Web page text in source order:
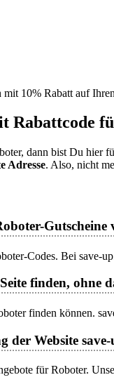
10% Rabatt auf
Rabattcode
dann bist Du hier
Adresse. Also, nicht
Gutscheine
Codes. Bei save-
finden, ohne
finden können.
der Website
für Roboter.